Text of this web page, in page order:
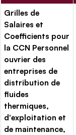
Grilles de
Salaires et
Coefficients pour
la CCN Personnel
ouvrier des
entreprises de
distribution de
fluides
thermiques,
d'exploitation et
de maintenance,